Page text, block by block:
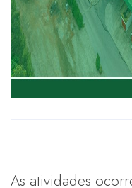
As atividades